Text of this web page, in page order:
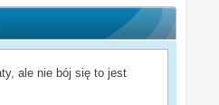
ale nie bój się to jest